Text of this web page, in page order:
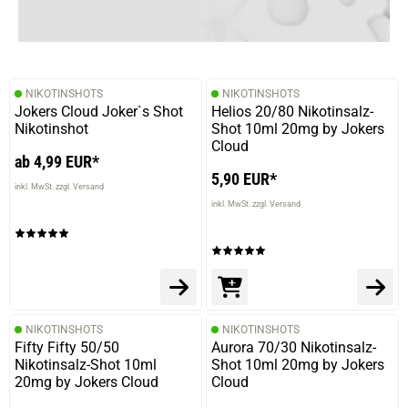
Dirk B.
Die Bewertung erfolgte ohne Abgabe eines Kommentars
30.07.2024 — via
Trustedshops.de
verifizierter Onlinekauf.
Die Bewertung erfolgte ohne Abgabe eines Kommentars
07.03.2024 — via
Trustedshops.de
Hayrettin G.
verifizierter Onlinekauf.
NIKOTINSHOTS
Jokers Cloud Joker`s Shot
Nikotinshot
ab 4,99 EUR*
inkl. MwSt. zzgl. Versand
NIKOTINSHOTS
Helios 20/80 Nikotinsalz-
Shot 10ml 20mg by Jokers
Cloud
5,90 EUR*
inkl. MwSt. zzgl. Versand
NIKOTINSHOTS
Fifty Fifty 50/50
Nikotinsalz-Shot 10ml
20mg by Jokers Cloud
NIKOTINSHOTS
Aurora 70/30 Nikotinsalz-
Shot 10ml 20mg by Jokers
Cloud